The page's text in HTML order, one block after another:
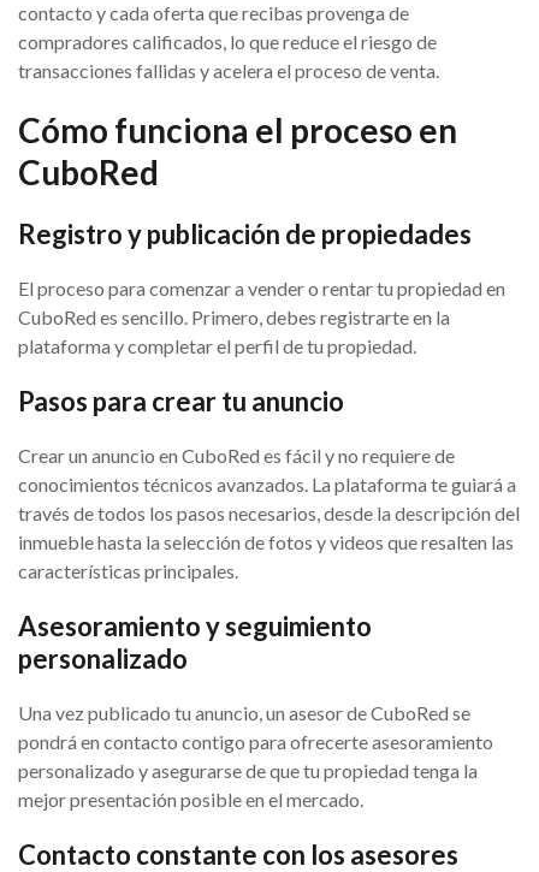
contacto y cada oferta que recibas provenga de
compradores calificados, lo que reduce el riesgo de
transacciones fallidas y acelera el proceso de venta.
Cómo funciona el proceso en
CuboRed
Registro y publicación de propiedades
El proceso para comenzar a vender o rentar tu propiedad en
CuboRed es sencillo. Primero, debes registrarte en la
plataforma y completar el perfil de tu propiedad.
Pasos para crear tu anuncio
Crear un anuncio en CuboRed es fácil y no requiere de
conocimientos técnicos avanzados. La plataforma te guiará a
través de todos los pasos necesarios, desde la descripción del
inmueble hasta la selección de fotos y videos que resalten las
características principales.
Asesoramiento y seguimiento
personalizado
Una vez publicado tu anuncio, un asesor de CuboRed se
pondrá en contacto contigo para ofrecerte asesoramiento
personalizado y asegurarse de que tu propiedad tenga la
mejor presentación posible en el mercado.
Contacto constante con los asesores